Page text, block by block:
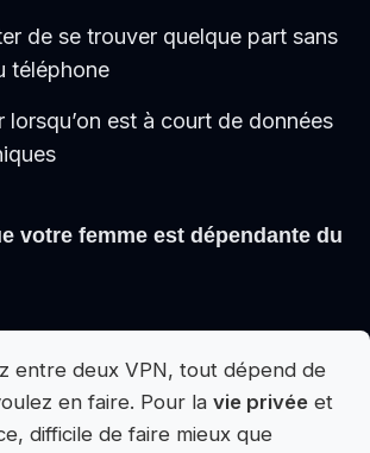
de se trouver quelque part sans
téléphone
lorsqu’on est à court de données
votre femme est dépendante du
entre deux VPN, tout dépend de
en faire. Pour la vie privéeet
difficile de faire mieux que